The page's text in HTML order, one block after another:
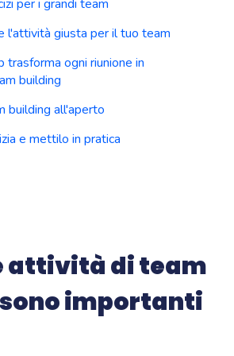
per i grandi team
l'attività giusta per il tuo team
trasforma ogni riunione in
building
building all'aperto
e mettilo in pratica
attività di team
importanti